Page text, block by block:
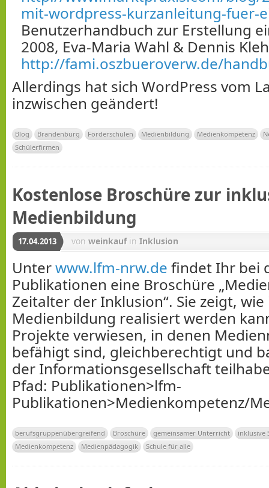
mit-wordpress-kurzanleitung-fuer-
Benutzerhandbuch zur Erstellung
2008, Eva-Maria Wahl & Dennis
http://fami.oszbueroverw.de/
Allerdings hat sich WordPress vom
inzwischen geändert!
Blog Brandenburg Förderschulen Medienbildung Medienkompetenz
Schülerfirmen
Kostenlose Broschüre zur
Medienbildung
17.04.2013 von weinkauf in Inklusion
Unterwww.lfm-nrw.de findet Ihr bei
Publikationen eine Broschüre
Zeitalter der Inklusion“. Sie zeigt,
Medienbildung realisiert werden
Projekte verwiesen, in denen
befähigt sind, gleichberechtigt und
der Informationsgesellschaft
Pfad: Publikationen>lfm-
Publikationen>Medienkompetenz/
berufsgruppenübergreifend Broschüre gemeinsamer Unterricht
inklusive
Medienkompetenz
Medienpädagogik Schule für alle